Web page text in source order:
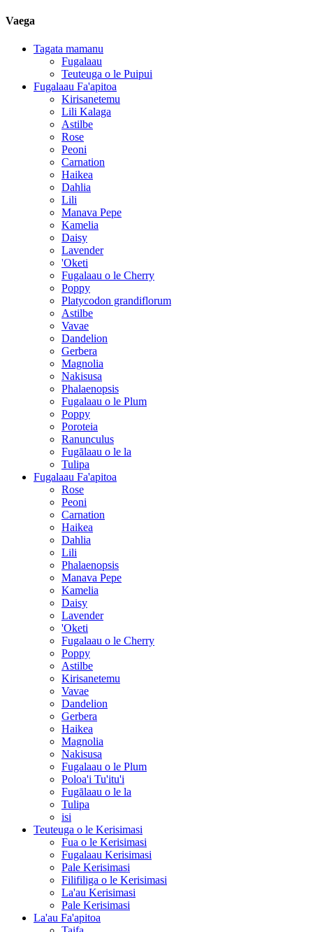
Vaega
Tagata mamanu
Fugalaau
Teuteuga o le Puipui
Fugalaau Fa'apitoa
Kirisanetemu
Lili Kalaga
Astilbe
Rose
Peoni
Carnation
Haikea
Dahlia
Lili
Manava Pepe
Kamelia
Daisy
Lavender
'Oketi
Fugalaau o le Cherry
Poppy
Platycodon grandiflorum
Astilbe
Vavae
Dandelion
Gerbera
Magnolia
Nakisusa
Phalaenopsis
Fugalaau o le Plum
Poppy
Poroteia
Ranunculus
Fugālaau o le la
Tulipa
Fugalaau Fa'apitoa
Rose
Peoni
Carnation
Haikea
Dahlia
Lili
Phalaenopsis
Manava Pepe
Kamelia
Daisy
Lavender
'Oketi
Fugalaau o le Cherry
Poppy
Astilbe
Kirisanetemu
Vavae
Dandelion
Gerbera
Haikea
Magnolia
Nakisusa
Fugalaau o le Plum
Poloa'i Tu'itu'i
Fugālaau o le la
Tulipa
isi
Teuteuga o le Kerisimasi
Fua o le Kerisimasi
Fugalaau Kerisimasi
Pale Kerisimasi
Filifiliga o le Kerisimasi
La'au Kerisimasi
Pale Kerisimasi
La'au Fa'apitoa